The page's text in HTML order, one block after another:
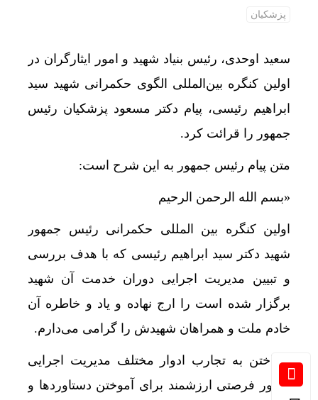
پزشکیان
سعید اوحدی، رئیس بنیاد شهید و امور ایثارگران در
اولین کنگره بین‌المللی الگوی حکمرانی شهید سید
ابراهیم رئیسی، پیام دکتر مسعود پزشکیان رئیس
جمهور را قرائت کرد.
متن پیام رئیس جمهور به این شرح است:
«بسم الله الرحمن الرحیم
اولین کنگره بین المللی حکمرانی رئیس جمهور
شهید دکتر سید ابراهیم رئیسی که با هدف بررسی
و تبیین مدیریت اجرایی دوران خدمت آن شهید
برگزار شده است را ارج نهاده و یاد و خاطره آن
خادم ملت و همراهان شهیدش را گرامی می‌دارم.
پرداختن به تجارب ادوار مختلف مدیریت اجرایی
کشور فرصتی ارزشمند برای آموختن دستاوردها و